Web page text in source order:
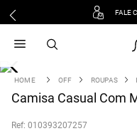
FALE
OFF ROUPAS
Camisa Casual Com
: 010393207257
vestido
3 º blusa
º tricot